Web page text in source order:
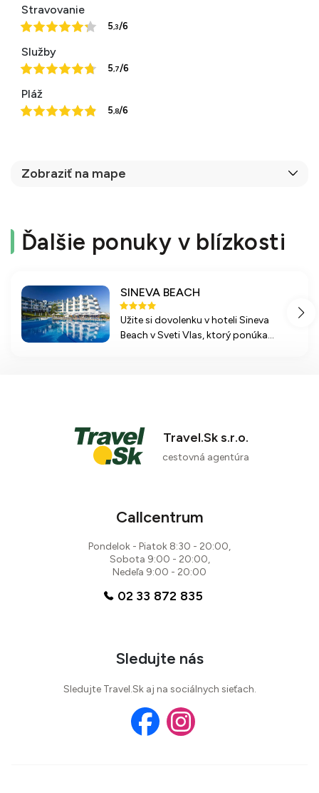
10 recenzií
Stravovanie
5,3/6
Služby
5,7/6
Pláž
5,8/6
Zobraziť na mape
Ďalšie ponuky v blízkosti
SINEVA BEACH
Užite si dovolenku v hoteli Sineva
Beach v Sveti Vlas, ktorý ponúka
Travel.Sk s.r.o.
cestovná agentúra
Callcentrum
Pondelok - Piatok 8:30 - 20:00,
Sobota 9:00 - 20:00,
Nedeľa 9:00 - 20:00
02 33 872 835
Sledujte nás
Sledujte Travel.Sk aj na sociálnych sieťach.